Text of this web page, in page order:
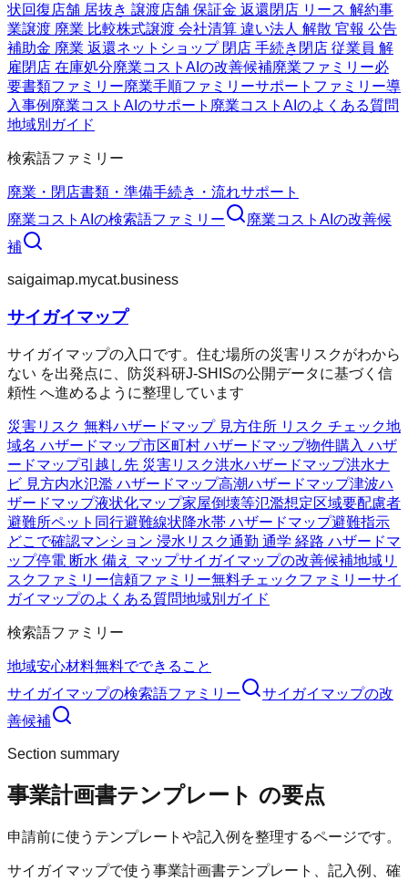
状回復店舗 居抜き 譲渡店舗 保証金 返還閉店 リース 解約事
業譲渡 廃業 比較株式譲渡 会社清算 違い法人 解散 官報 公告
補助金 廃業 返還ネットショップ 閉店 手続き 閉店 従業員 解
雇閉店 在庫処分廃業コストAIの改善候補廃業ファミリー必
要書類ファミリー廃業手順ファミリーサポートファミリー導
入事例 廃業コストAIのサポート 廃業コストAIのよくある質問
地域別ガイド
検索語ファミリー
廃業・閉店書類・準備手続き・流れサポート
廃業コストAI の検索語ファミリー 廃業コストAI の改善候
補
saigaimap.mycat.business
サイガイマップ
サイガイマップの入口です。住む場所の災害リスクがわから
ない を出発点に、防災科研J-SHISの公開データに基づく信
頼性 へ進めるように整理しています
災害リスク 無料ハザードマップ 見方住所 リスク チェック地
域名 ハザードマップ市区町村 ハザードマップ物件購入 ハザ
ードマップ引越し先 災害リスク洪水ハザードマップ洪水ナ
ビ 見方内水氾濫 ハザードマップ高潮ハザードマップ津波ハ
ザードマップ液状化マップ家屋倒壊等氾濫想定区域要配慮者
避難所ペット同行避難線状降水帯 ハザードマップ避難指示
どこで確認マンション 浸水リスク通勤 通学 経路 ハザードマ
ップ停電 断水 備え マップサイガイマップの改善候補地域リ
スクファミリー信頼ファミリー無料チェックファミリーサイ
ガイマップのよくある質問地域別ガイド
検索語ファミリー
地域安心材料無料でできること
サイガイマップの検索語ファミリー サイガイマップの改
善候補
Section summary
事業計画書テンプレート の要点
申請前に使うテンプレートや記入例を整理するページです。
サイガイマップで使う事業計画書テンプレート、記入例、確